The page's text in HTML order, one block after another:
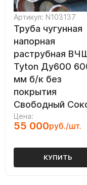
Артикул: N103137
Труба чугунная
напорная
раструбная
Tyton Ду600
мм б/к без
покрытия
Свободный
Цена:
55 000руб./шт.
КУПИТЬ